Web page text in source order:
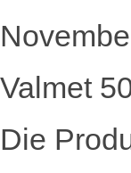
Valmet
Die